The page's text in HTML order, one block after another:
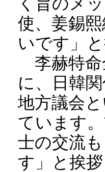
使、姜錫
いです」
李赫特命
に、日韓
地方議会
ています
士の交流
す」と挨拶